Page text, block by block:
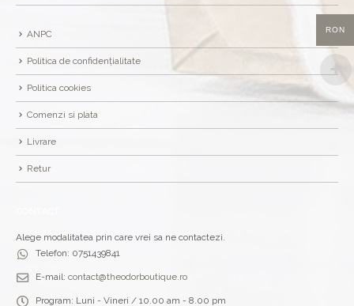
ANPC
Politica de confidențialitate
Politica cookies
Comenzi si plata
Livrare
Retur
Alege modalitatea prin care vrei sa ne contactezi.
Telefon: 0751439841
E-mail: contact@theodorboutique.ro
Program: Luni - Vineri / 10.00 am - 8.00 pm
RON